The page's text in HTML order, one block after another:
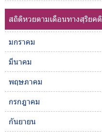
สถิติหวยตามเดือนทางสุริยคติ
มกราคม
มีนาคม
พฤษภาคม
กรกฎาคม
กันยายน